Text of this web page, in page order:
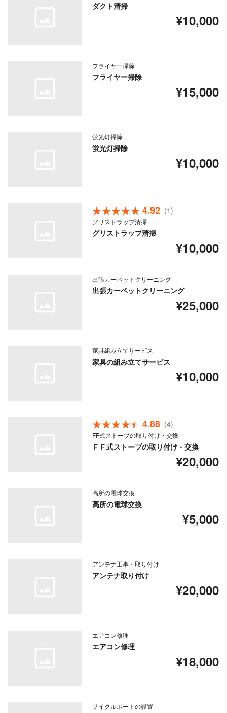
ダクト清掃
¥10,000
フライヤー掃除
フライヤー掃除
¥15,000
蛍光灯掃除
蛍光灯掃除
¥10,000
4.92 (1)
グリストラップ清掃
グリストラップ清掃
¥10,000
出張カーペットクリーニング
出張カーペットクリーニング
¥25,000
家具組み立てサービス
家具の組み立てサービス
¥10,000
4.88 (4)
FF式ストーブの取り付け・交換
ＦＦ式ストーブの取り付け・交換
¥20,000
高所の電球交換
高所の電球交換
¥5,000
アンテナ工事・取り付け
アンテナ取り付け
¥20,000
エアコン修理
エアコン修理
¥18,000
サイクルポートの設置